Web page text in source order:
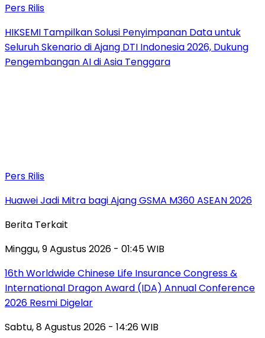
Pers Rilis
HIKSEMI Tampilkan Solusi Penyimpanan Data untuk
Seluruh Skenario di Ajang DTI Indonesia 2026, Dukung
Pengembangan AI di Asia Tenggara
Pers Rilis
Huawei Jadi Mitra bagi Ajang GSMA M360 ASEAN 2026
Berita Terkait
Minggu, 9 Agustus 2026 - 01:45 WIB
16th Worldwide Chinese Life Insurance Congress &
International Dragon Award (IDA) Annual Conference
2026 Resmi Digelar
Sabtu, 8 Agustus 2026 - 14:26 WIB